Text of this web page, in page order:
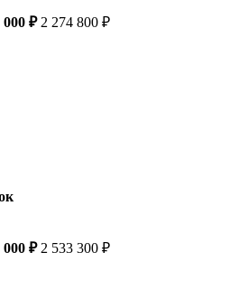
000 ₽ 2 274 800 ₽
000 ₽ 2 533 300 ₽